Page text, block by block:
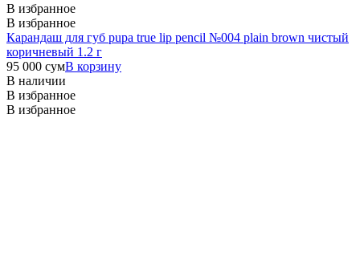
В избранное
В избранное
Карандаш для губ pupa true lip pencil №004 plain brown чистый
коричневый 1.2 г
95 000 сумВ корзину
В наличии
В избранное
В избранное